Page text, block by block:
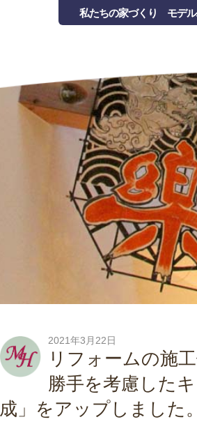
私たちの家づくり モデ
2021年3月22日
リフォームの施
勝手を考慮した
成」をアップしました。